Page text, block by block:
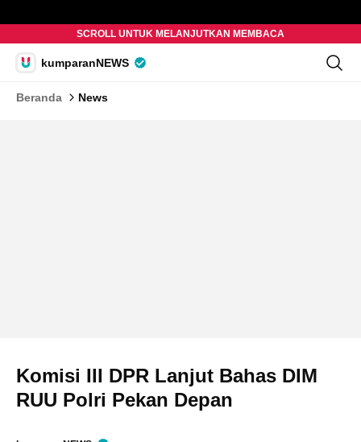
SCROLL UNTUK MELANJUTKAN MEMBACA
kumparanNEWS
Beranda News
Komisi III DPR Lanjut Bahas DIM
RUU Polri Pekan Depan